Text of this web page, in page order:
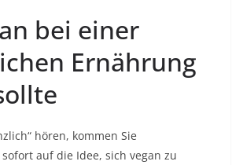
bei einer
Ernährung
hören, kommen Sie
auf die Idee, sich vegan zu